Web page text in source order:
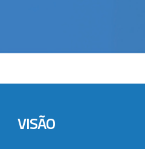
VISÃO